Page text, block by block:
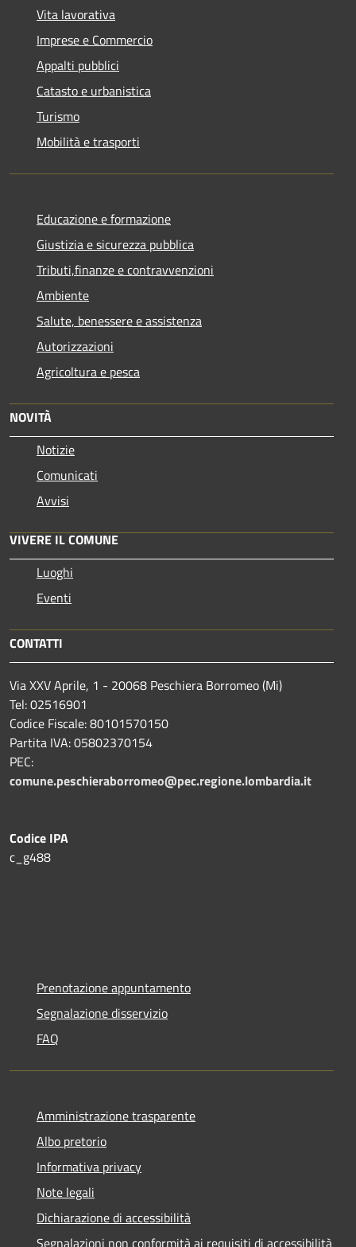
Vita lavorativa
Imprese e Commercio
Appalti pubblici
Catasto e urbanistica
Turismo
Mobilità e trasporti
Educazione e formazione
Giustizia e sicurezza pubblica
Tributi,finanze e contravvenzioni
Ambiente
Salute, benessere e assistenza
Autorizzazioni
Agricoltura e pesca
NOVITÀ
Notizie
Comunicati
Avvisi
VIVERE IL COMUNE
Luoghi
Eventi
CONTATTI
Via XXV Aprile, 1 - 20068 Peschiera Borromeo (Mi)
Tel: 02516901
Codice Fiscale: 80101570150
Partita IVA: 05802370154
PEC:
comune.peschieraborromeo@pec.regione.lombardia.it
Codice IPA
c_g488
Prenotazione appuntamento
Segnalazione disservizio
FAQ
Amministrazione trasparente
Albo pretorio
Informativa privacy
Note legali
Dichiarazione di accessibilità
Segnalazioni non conformità ai requisiti di accessibilità